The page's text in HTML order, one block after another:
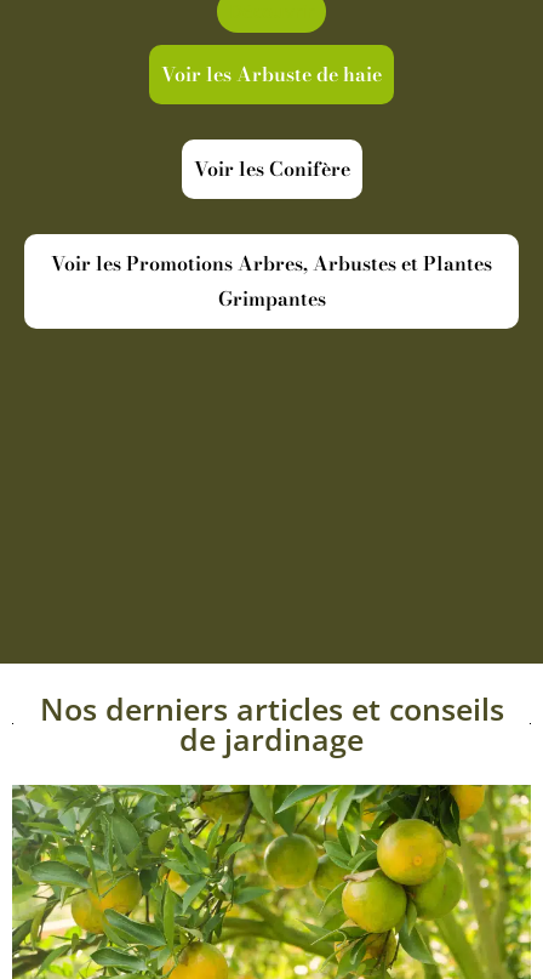
Voir les Arbuste de haie
Voir les Conifère
Voir les Promotions Arbres, Arbustes et Plantes
Grimpantes
Nos derniers articles et conseils
de jardinage